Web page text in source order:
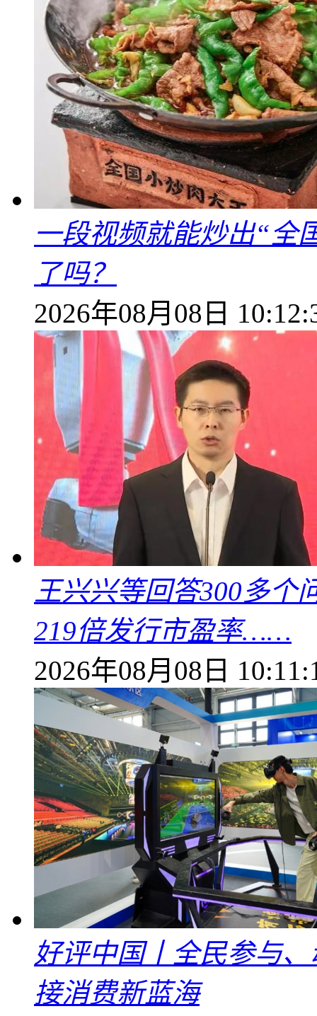
一段视频就能炒出“全
了吗？
2026年08月08日
王兴兴等回答300多个
219倍发行市盈率……
2026年08月08日
好评中国丨全民参与
接消费新蓝海